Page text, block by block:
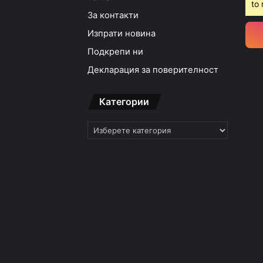
За контакти
Изпрати новина
Подкрепи ни
Декларация за поверителност
Категории
Категории
to